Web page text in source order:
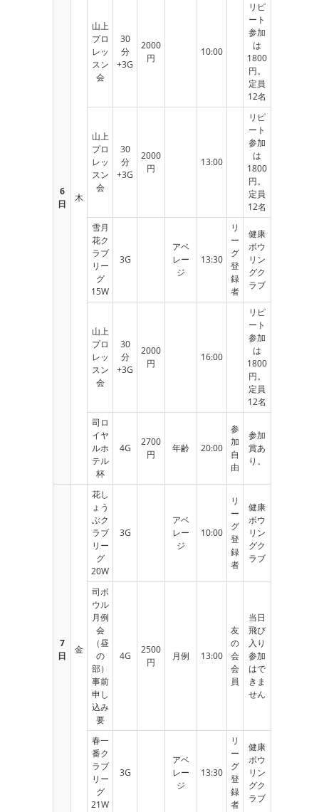
6
日
木
山上
プロ
レッ
スン
会
30
分
+3G
2000
円
10:00
リピ
ート
参加
は
1800
円。
定員
12名
山上
プロ
レッ
スン
会
30
分
+3G
2000
円
13:00
リピ
ート
参加
は
1800
円。
定員
12名
雪月
花ク
ラブ
リー
グ
15W
3G
アベ
レー
ジ
13:30
リ
ー
グ
登
録
者
健康
ボウ
リン
グク
ラブ
山上
プロ
レッ
スン
会
30
分
+3G
2000
円
16:00
リピ
ート
参加
は
1800
円。
定員
12名
司ロ
イヤ
ルホ
テル
杯
4G
2700
円
年齢 20:00
参
加
自
由
参加
賞あ
り。
7
日
金
花し
ょう
ぶク
ラブ
リー
グ
20W
3G
アベ
レー
ジ
10:00
リ
ー
グ
登
録
者
健康
ボウ
リン
グク
ラブ
司ボ
ウル
月例
会
（昼
の
部）
事前
申し
込み
要
4G
2500
円
月例 13:00
友
の
会
会
員
当日
飛び
入り
参加
はで
きま
せん
春一
番ク
ラブ
リー
グ
21W
3G
アベ
レー
ジ
13:30
リ
ー
グ
登
録
者
健康
ボウ
リン
グク
ラブ